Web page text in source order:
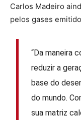
Carlos Madeiro
pelos gases
“Da maneira
reduzir a
base do
do mundo.
sua matriz